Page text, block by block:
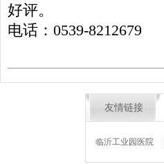
好评。
电话：0539-8212679
友情链接
临沂工业园医院